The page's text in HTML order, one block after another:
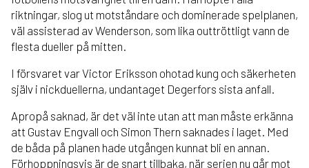
riktningar, slog ut motståndare och dominerade spelplanen,
väl assisterad av Wenderson, som lika outtröttligt vann de
flesta dueller på mitten.
I försvaret var Victor Eriksson ohotad kung och säkerheten
själv i nickduellerna, undantaget Degerfors sista anfall.
Apropå saknad, är det väl inte utan att man måste erkänna
att Gustav Engvall och Simon Thern saknades i laget. Med
de båda på planen hade utgången kunnat bli en annan.
Förhoppningsvis är de snart tillbaka, när serien nu går mot